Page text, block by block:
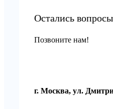
Остались
Позвоните нам!
г. Москва, ул.